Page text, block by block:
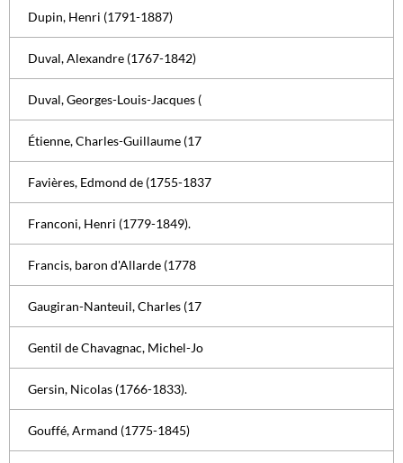
Dupin, Henri (1791-1887)
Duval, Alexandre (1767-1842)
Duval, Georges-Louis-Jacques (
Étienne, Charles-Guillaume (17
Favières, Edmond de (1755-1837
Franconi, Henri (1779-1849).
Francis, baron d'Allarde (1778
Gaugiran-Nanteuil, Charles (17
Gentil de Chavagnac, Michel-Jo
Gersin, Nicolas (1766-1833).
Gouffé, Armand (1775-1845)